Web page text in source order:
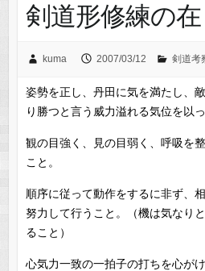
剣道形修練の
kuma 2007/03/12 剣道考
姿勢を正し、丹田に気を満たし、
り勝つと言う威力溢れる気位を以
観の目強く、見の目弱く、呼吸を
こと。
順序に従って動作をするに非ず、
努力して行うこと。（機は気なり
ること）
心気力一致の一拍子の打ちを心がけ